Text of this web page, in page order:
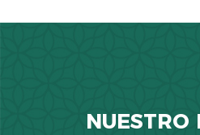
NUESTRO